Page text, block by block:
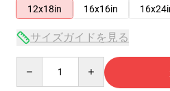
12x18in
16x16in
サイズガイドを見る